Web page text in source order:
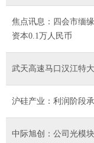
焦点讯息：四会市缅
资本0.1万人民币
武天高速马口汉江特
沪硅产业：利润阶段
中际旭创：公司光模